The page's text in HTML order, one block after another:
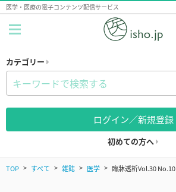
医学・医療の電子コンテンツ配信サービス
カテゴリー
ログイン／新規登録
初めての方へ
TOP すべて 雑誌 医学 臨牀透析Vol.30 No.10